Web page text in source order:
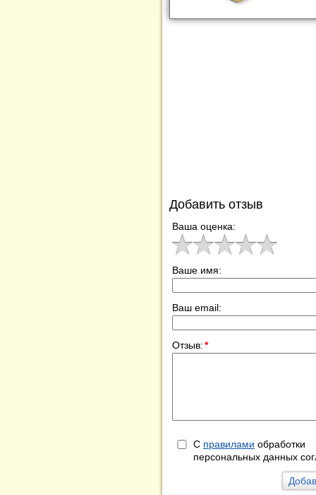
Добавить отзыв
Ваша оценка:
Ваше имя:
Ваш email:
Отзыв:*
С правилами обработки
персональных данных